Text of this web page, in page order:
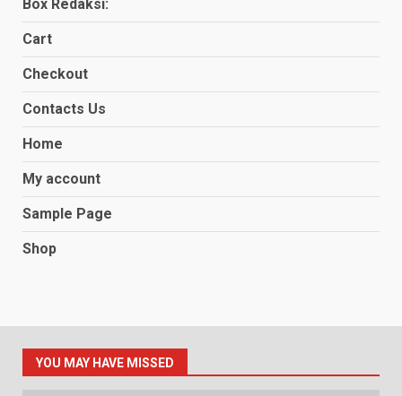
Box Redaksi:
Cart
Checkout
Contacts Us
Home
My account
Sample Page
Shop
YOU MAY HAVE MISSED